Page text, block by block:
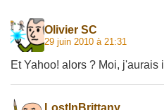
Olivier SC
29 juin 2010 à 21:31
Et Yahoo! alors ? Moi, j'aurais
LostInBrittany